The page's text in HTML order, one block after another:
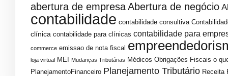
abertura de empresaAbertura de negócio
contabilidade contabilidade consultiva
clínica contabilidade para clínicas contabilidade para
commerce emissao de nota fiscal
loja virtual MEI Mudanças Tributárias Médicos Obrigações Fiscais o
PlanejamentoFinanceiro Planejamento Tributário Receita